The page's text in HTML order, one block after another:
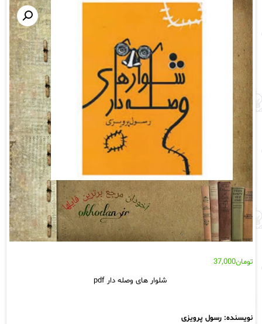
تومان37,000
شلوار های وصله دار pdf
نویسنده: رسول پرویزی